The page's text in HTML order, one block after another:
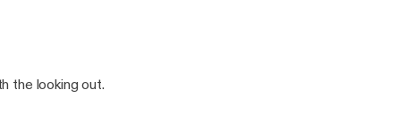
the looking out.